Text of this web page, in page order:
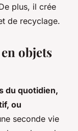
plus, il crée
de recyclage.
objets
du quotidien,
ou
seconde vie